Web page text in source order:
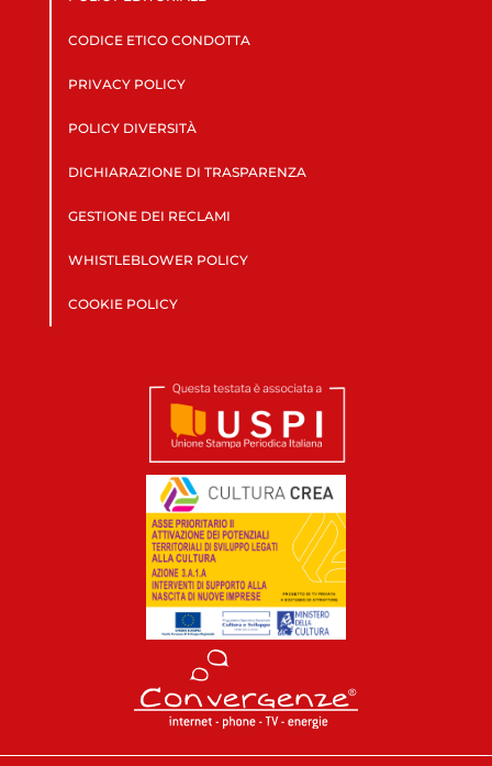
CODICE ETICO CONDOTTA
PRIVACY POLICY
POLICY DIVERSITÀ
DICHIARAZIONE DI TRASPARENZA
GESTIONE DEI RECLAMI
WHISTLEBLOWER POLICY
COOKIE POLICY